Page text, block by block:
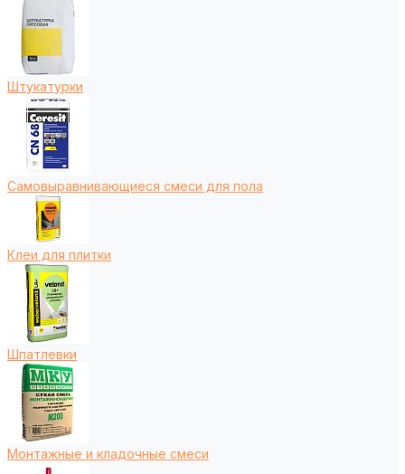
Штукатурки
Самовыравнивающиеся смеси для пола
Клеи для плитки
Шпатлевки
Монтажные и кладочные смеси